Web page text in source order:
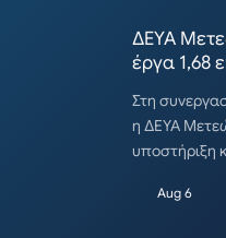
ΔΕΥΑ
έργα 1,68
Στη
η ΔΕΥΑ
υποστήριξη
Aug 6